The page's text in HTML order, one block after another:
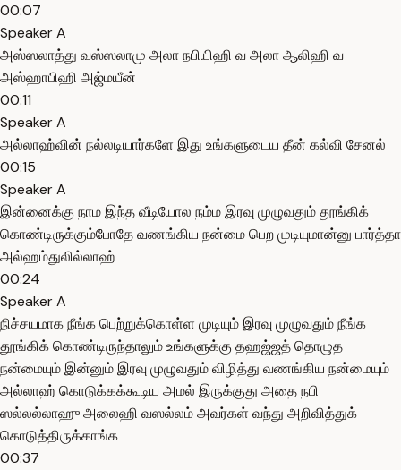
00:07
Speaker A
அஸ்ஸலாத்து வஸ்ஸலாமு அலா நபியிஹி வ அலா ஆலிஹி வ
அஸ்ஹாபிஹி அஜ்மயீன்
00:11
Speaker A
அல்லாஹ்வின் நல்லடியார்களே இது உங்களுடைய தீன் கல்வி சேனல்
00:15
Speaker A
இன்னைக்கு நாம இந்த வீடியோல நம்ம இரவு முழுவதும் தூங்கிக்
கொண்டிருக்கும்போதே வணங்கிய நன்மை பெற முடியுமான்னு பார்த்தா
அல்ஹம்துலில்லாஹ்
00:24
Speaker A
நிச்சயமாக நீங்க பெற்றுக்கொள்ள முடியும் இரவு முழுவதும் நீங்க
தூங்கிக் கொண்டிருந்தாலும் உங்களுக்கு தஹஜ்ஜத் தொழுத
நன்மையும் இன்னும் இரவு முழுவதும் விழித்து வணங்கிய நன்மையும்
அல்லாஹ் கொடுக்கக்கூடிய அமல் இருக்குது அதை நபி
ஸல்லல்லாஹு அலைஹி வஸல்லம் அவர்கள் வந்து அறிவித்துக்
கொடுத்திருக்காங்க
00:37